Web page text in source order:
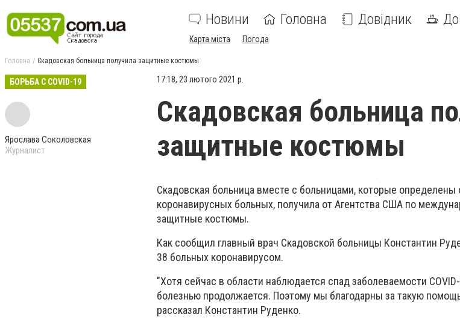
Новини Головна Довідник
Карта міста Погода
Головна Скадовская больница получила защитные костюмы
БОРЬБА С COVID-19
Ярослава Соколовская
Журналист
17:18, 23 лютого 2021 р.
Скадовская больница
защитные костюмы
Скадовская больница вместе с больницами, которые
коронавирусных больных, получила от Агентства США по
защитные костюмы.
Как сообщил главный врач Скадовской больницы Константин
38 больных коронавирусом.
"Хотя сейчас в области наблюдается спад заболеваемости
болезнью продолжается. Поэтому мы благодарны за такую
рассказал Константин Руденко.